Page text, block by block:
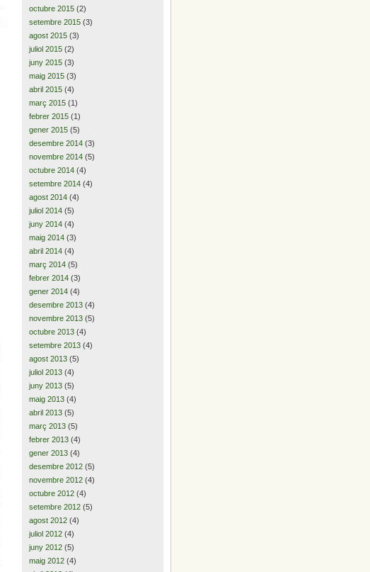
octubre 2015 (2)
setembre 2015 (3)
agost 2015 (3)
juliol 2015 (2)
juny 2015 (3)
maig 2015 (3)
abril 2015 (4)
març 2015 (1)
febrer 2015 (1)
gener 2015 (5)
desembre 2014 (3)
novembre 2014 (5)
octubre 2014 (4)
setembre 2014 (4)
agost 2014 (4)
juliol 2014 (5)
juny 2014 (4)
maig 2014 (3)
abril 2014 (4)
març 2014 (5)
febrer 2014 (3)
gener 2014 (4)
desembre 2013 (4)
novembre 2013 (5)
octubre 2013 (4)
setembre 2013 (4)
agost 2013 (5)
juliol 2013 (4)
juny 2013 (5)
maig 2013 (4)
abril 2013 (5)
març 2013 (5)
febrer 2013 (4)
gener 2013 (4)
desembre 2012 (5)
novembre 2012 (4)
octubre 2012 (4)
setembre 2012 (5)
agost 2012 (4)
juliol 2012 (4)
juny 2012 (5)
maig 2012 (4)